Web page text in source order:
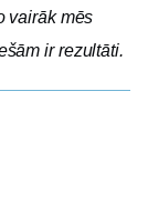
vairāk mēs
ir rezultāti.